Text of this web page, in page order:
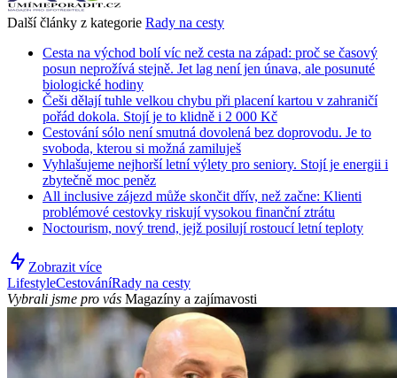
Další články z kategorie Rady na cesty
Cesta na východ bolí víc než cesta na západ: proč se časový
posun neprožívá stejně. Jet lag není jen únava, ale posunuté
biologické hodiny
Češi dělají tuhle velkou chybu při placení kartou v zahraničí
pořád dokola. Stojí je to klidně i 2 000 Kč
Cestování sólo není smutná dovolená bez doprovodu. Je to
svoboda, kterou si možná zamiluješ
Vyhlašujeme nejhorší letní výlety pro seniory. Stojí je energii i
zbytečně moc peněz
All inclusive zájezd může skončit dřív, než začne: Klienti
problémové cestovky riskují vysokou finanční ztrátu
Noctourism, nový trend, jejž posilují rostoucí letní teploty
Zobrazit více
LifestyleCestováníRady na cesty
Vybrali jsme pro vás Magazíny a zajímavosti